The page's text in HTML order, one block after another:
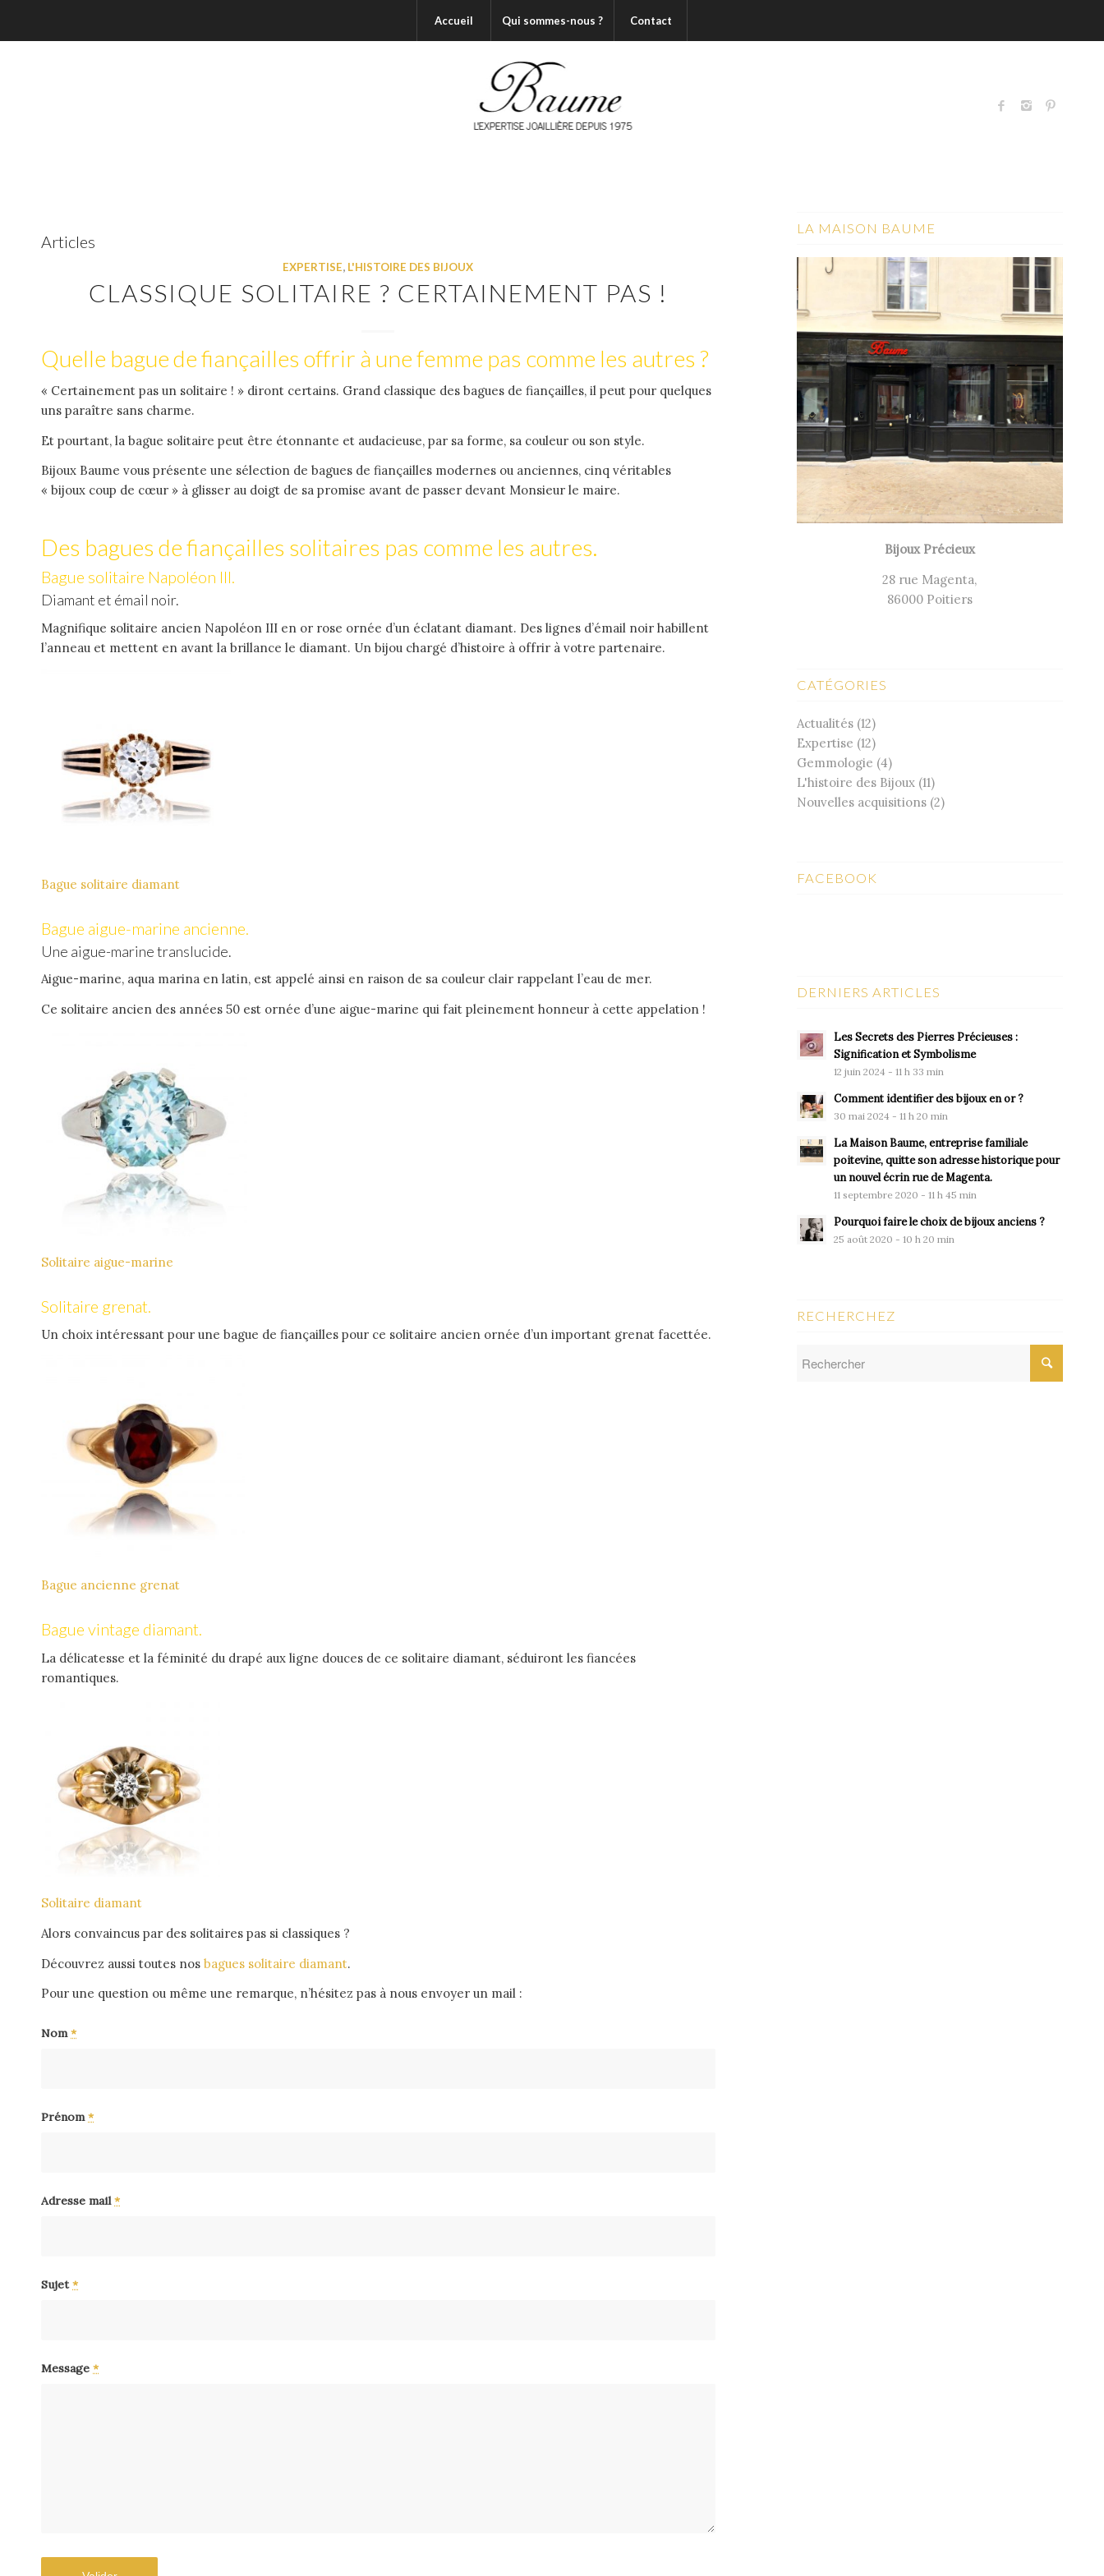
Accueil Qui sommes-nous ? Contact
Articles
EXPERTISE, L'HISTOIRE DES BIJOUX
CLASSIQUE SOLITAIRE ? CERTAINEMENT PAS !
Quelle bague de fiançailles offrir à une femme pas comme les autres ?
« Certainement pas un solitaire ! » diront certains. Grand classique des bagues de fiançailles, il peut pour quelques
uns paraître sans charme.
Et pourtant, la bague solitaire peut être étonnante et audacieuse, par sa forme, sa couleur ou son style.
Bijoux Baume vous présente une sélection de bagues de fiançailles modernes ou anciennes, cinq véritables
« bijoux coup de cœur » à glisser au doigt de sa promise avant de passer devant Monsieur le maire.
Des bagues de fiançailles solitaires pas comme les autres.
Bague solitaire Napoléon III.
Diamant et émail noir.
Magnifique solitaire ancien Napoléon III en or rose ornée d’un éclatant diamant. Des lignes d’émail noir habillent
l’anneau et mettent en avant la brillance le diamant. Un bijou chargé d’histoire à offrir à votre partenaire.
Bague solitaire diamant
Bague aigue-marine ancienne.
Une aigue-marine translucide.
Aigue-marine, aqua marina en latin, est appelé ainsi en raison de sa couleur clair rappelant l’eau de mer.
Ce solitaire ancien des années 50 est ornée d’une aigue-marine qui fait pleinement honneur à cette appelation !
Solitaire aigue-marine
Solitaire grenat.
Un choix intéressant pour une bague de fiançailles pour ce solitaire ancien ornée d’un important grenat facettée.
Bague ancienne grenat
Bague vintage diamant.
La délicatesse et la féminité du drapé aux ligne douces de ce solitaire diamant, séduiront les fiancées
romantiques.
Solitaire diamant
Alors convaincus par des solitaires pas si classiques ?
Découvrez aussi toutes nos bagues solitaire diamant.
Pour une question ou même une remarque, n’hésitez pas à nous envoyer un mail :
Nom*
Prénom*
Adresse mail*
Sujet*
Message *
LA MAISON BAUME
Bijoux Précieux
28 rue Magenta,
86000 Poitiers
CATÉGORIES
Actualités(12)
Expertise (12)
Gemmologie (4)
L'histoire des Bijoux(11)
Nouvelles acquisitions(2)
FACEBOOK
DERNIERS ARTICLES
Les Secrets des Pierres Précieuses :
Signification et Symbolisme
12 juin 2024 - 11 h 33 min
Comment identifier des bijoux en or ?
30 mai 2024 - 11 h 20 min
La Maison Baume, entreprise familiale
poitevine, quitte son adresse historique pour
un nouvel écrin rue de Magenta.
11 septembre 2020 - 11 h 45 min
Pourquoi faire le choix de bijoux anciens ?
25 août 2020 - 10 h 20 min
RECHERCHEZ